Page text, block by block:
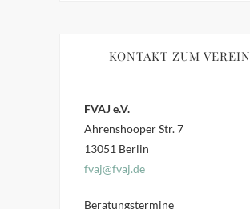
KONTAKT ZUM VEREIN
FVAJ e.V.
Ahrenshooper Str. 7
13051 Berlin
fvaj@fvaj.de
Beratungstermine